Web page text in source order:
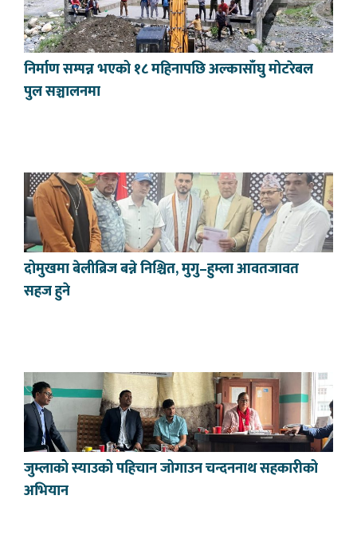
निर्माण सम्पन्न भएको १८ महिनापछि अल्कासाँघु मोटरेबल
पुल सञ्चालनमा
दोमुखमा बेलीब्रिज बन्ने निश्चित, मुगु–हुम्ला आवतजावत
सहज हुने
जुम्लाको स्याउको पहिचान जोगाउन चन्दननाथ सहकारीको
अभियान